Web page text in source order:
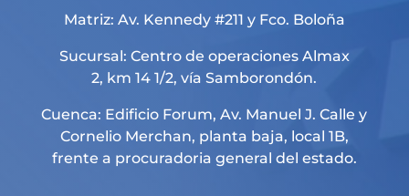
Matriz: Av. Kennedy #211 y Fco. Boloña
Sucursal: Centro de operaciones Almax
2, km 14 1/2, vía Samborondón.
Cuenca: Edificio Forum, Av. Manuel J. Calle y
Cornelio Merchan, planta baja, local 1B,
frente a procuradoria general del estado.